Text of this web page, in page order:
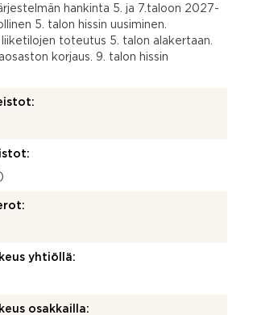
hankinta 5. ja 7.taloon 2027-
5. talon hissin uusiminen.
liiketilojen toteutus 5. talon alakertaan.
korjaus. 9. talon hissin
)
yhtiöllä:
osakkailla: